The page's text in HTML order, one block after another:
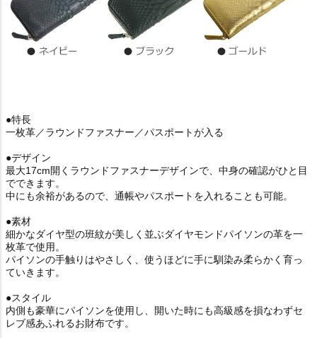
●特長
一枚革／ラウンドファスナー／パスポートが入る
●デザイン
最大17cm開くラウンドファスナーデザインで、中身の確認がひと目
でできます。
中にも余裕があるので、通帳やパスポートを入れることも可能。
●素材
細かなダイヤ型の班紋が美しく並ぶダイヤモンドパイソンの革を一
枚革で使用。
パイソンの手触りはやさしく、使うほどに手に馴染み柔らかく育っ
ていきます。
●スタイル
内側も豪華にパイソンを使用し、開いた時にも高級感を損なわずセ
レブ感あふれるお財布です。